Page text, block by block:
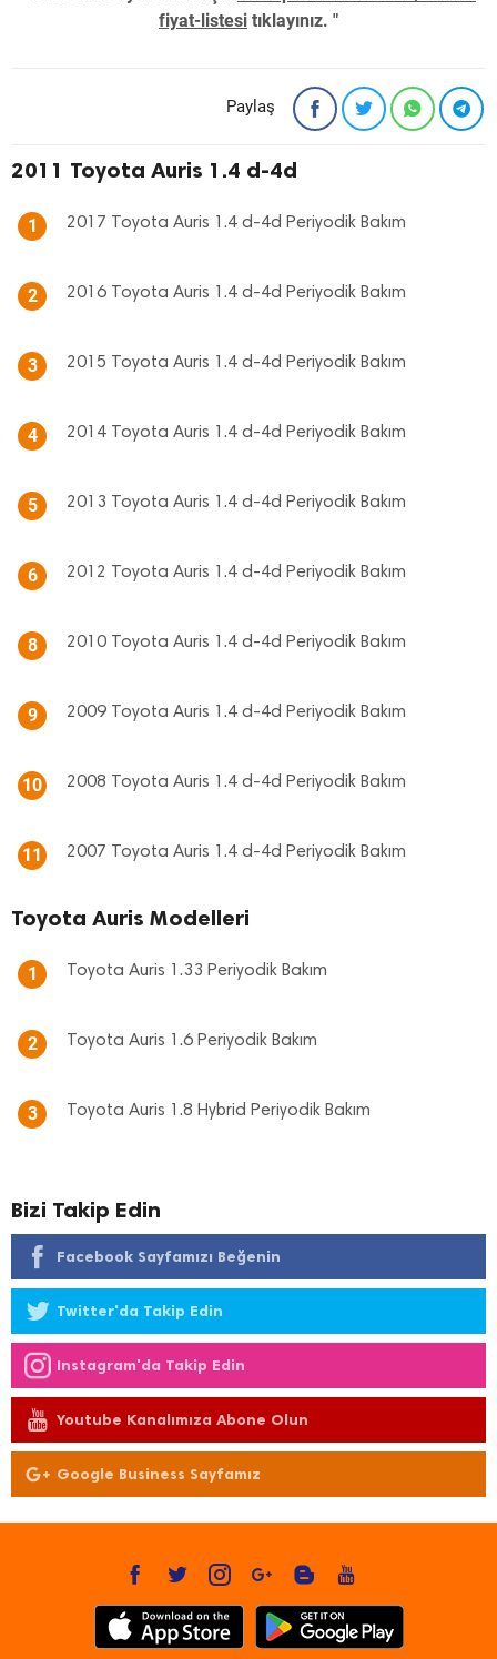
fiyat-listesi tıklayınız. "
Paylaş
2011 Toyota Auris 1.4 d-4d
1 2017 Toyota Auris 1.4 d-4d Periyodik Bakım
2 2016 Toyota Auris 1.4 d-4d Periyodik Bakım
3 2015 Toyota Auris 1.4 d-4d Periyodik Bakım
4 2014 Toyota Auris 1.4 d-4d Periyodik Bakım
5 2013 Toyota Auris 1.4 d-4d Periyodik Bakım
6 2012 Toyota Auris 1.4 d-4d Periyodik Bakım
8 2010 Toyota Auris 1.4 d-4d Periyodik Bakım
9 2009 Toyota Auris 1.4 d-4d Periyodik Bakım
10 2008 Toyota Auris 1.4 d-4d Periyodik Bakım
11 2007 Toyota Auris 1.4 d-4d Periyodik Bakım
Toyota Auris Modelleri
1 Toyota Auris 1.33 Periyodik Bakım
2 Toyota Auris 1.6 Periyodik Bakım
3 Toyota Auris 1.8 Hybrid Periyodik Bakım
Bizi Takip Edin
Facebook Sayfamızı Beğenin
Twitter'da Takip Edin
Instagram'da Takip Edin
Youtube Kanalımıza Abone Olun
Google Business Sayfamız